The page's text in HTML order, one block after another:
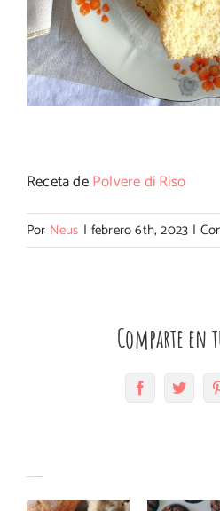
Receta dePolvere di Riso
Por Neus | febrero 6th, 2023 |
Comparte en
Facebook